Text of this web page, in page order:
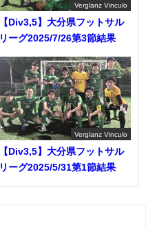
Verglanz Vinculo
【Div3,5】大分県フットサル
リーグ2025/7/26第3節結果
Verglanz Vinculo
【Div3,5】大分県フットサル
リーグ2025/5/31第1節結果